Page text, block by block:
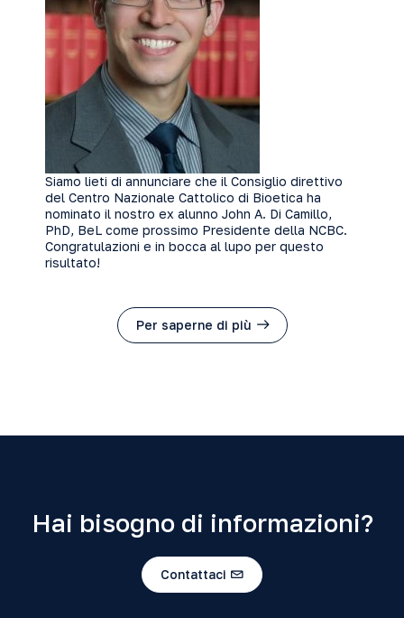
Siamo lieti di annunciare che il Consiglio direttivo
del Centro Nazionale Cattolico di Bioetica ha
nominato il nostro ex alunno John A. Di Camillo,
PhD, BeL come prossimo Presidente della NCBC.
Congratulazioni e in bocca al lupo per questo
risultato!
Per saperne di più
Hai bisogno di informazioni?
Contattaci